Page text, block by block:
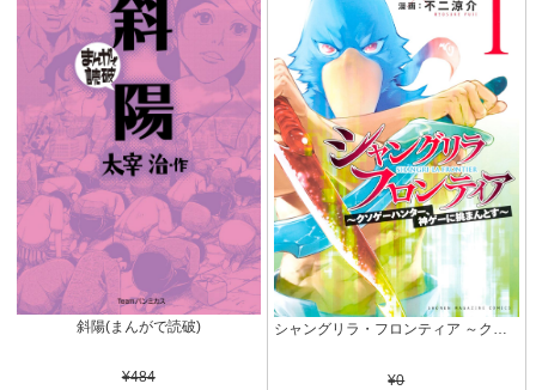
斜陽(まんがで読破)
¥484
シャングリラ・フロンティア ～クソゲーハンター、神ゲーに挑まんとす～（１） (週刊少年マガジンコミックス)
¥0